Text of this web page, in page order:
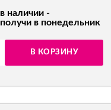
в наличии -
получи в понедельник
В КОРЗИНУ